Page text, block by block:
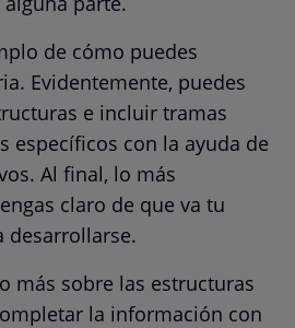
de cómo puedes
Evidentemente, puedes
e incluir tramas
específicos con la ayuda de
Al final, lo más
claro de que va tu
desarrollarse.
más sobre las estructuras
la información con